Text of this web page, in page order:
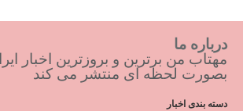
درباره ما
مهتاب من برترین و بروزترین اخبار
بصورت لحظه ای منتشر می کند
دسته بندی اخبار